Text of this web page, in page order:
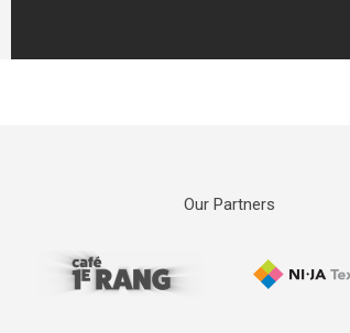
Our Partners